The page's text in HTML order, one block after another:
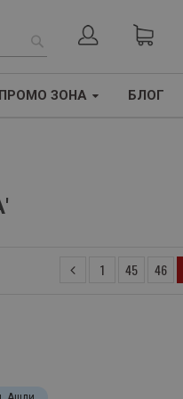
ТЪРСЕНЕ
ПРОМО ЗОНА БЛОГ
1 45 46